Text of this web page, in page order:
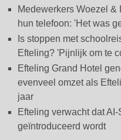
Medewerkers Woezel &
hun telefoon: 'Het was
Is stoppen met
Efteling? 'Pijnlijk om te
Efteling Grand Hotel
evenveel omzet als
jaar
Efteling verwacht dat
geïntroduceerd wordt